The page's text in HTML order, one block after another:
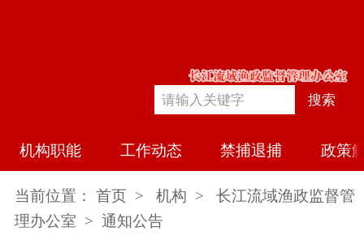
搜索
机构职能 工作动态 禁捕退捕 政策
当前位置： 首页 > 机构 >
长江流域渔政监督管
理办公室 > 通知公告